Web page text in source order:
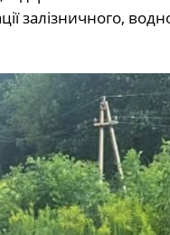
залізничного,